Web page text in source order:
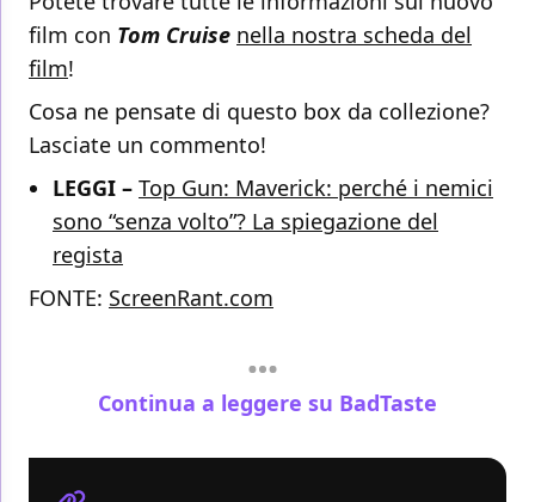
film con Tom Cruise nella nostra scheda del
film!
Cosa ne pensate di questo box da collezione?
Lasciate un commento!
LEGGI – Top Gun: Maverick: perché i nemici
sono “senza volto”? La spiegazione del
regista
FONTE: ScreenRant.com
Continua a leggere su BadTaste